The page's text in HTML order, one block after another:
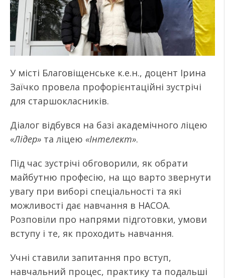
У місті Благовіщенське к.е.н., доцент Ірина
Заїчко провела профорієнтаційні зустрічі
для старшокласників.
Діалог відбувся на базі академічного ліцею
«Лідер» та ліцею «Інтелект».
Під час зустрічі обговорили, як обрати
майбутню професію, на що варто звернути
увагу при виборі спеціальності та які
можливості дає навчання в НАСОА.
Розповіли про напрями підготовки, умови
вступу і те, як проходить навчання.
Учні ставили запитання про вступ,
навчальний процес, практику та подальші